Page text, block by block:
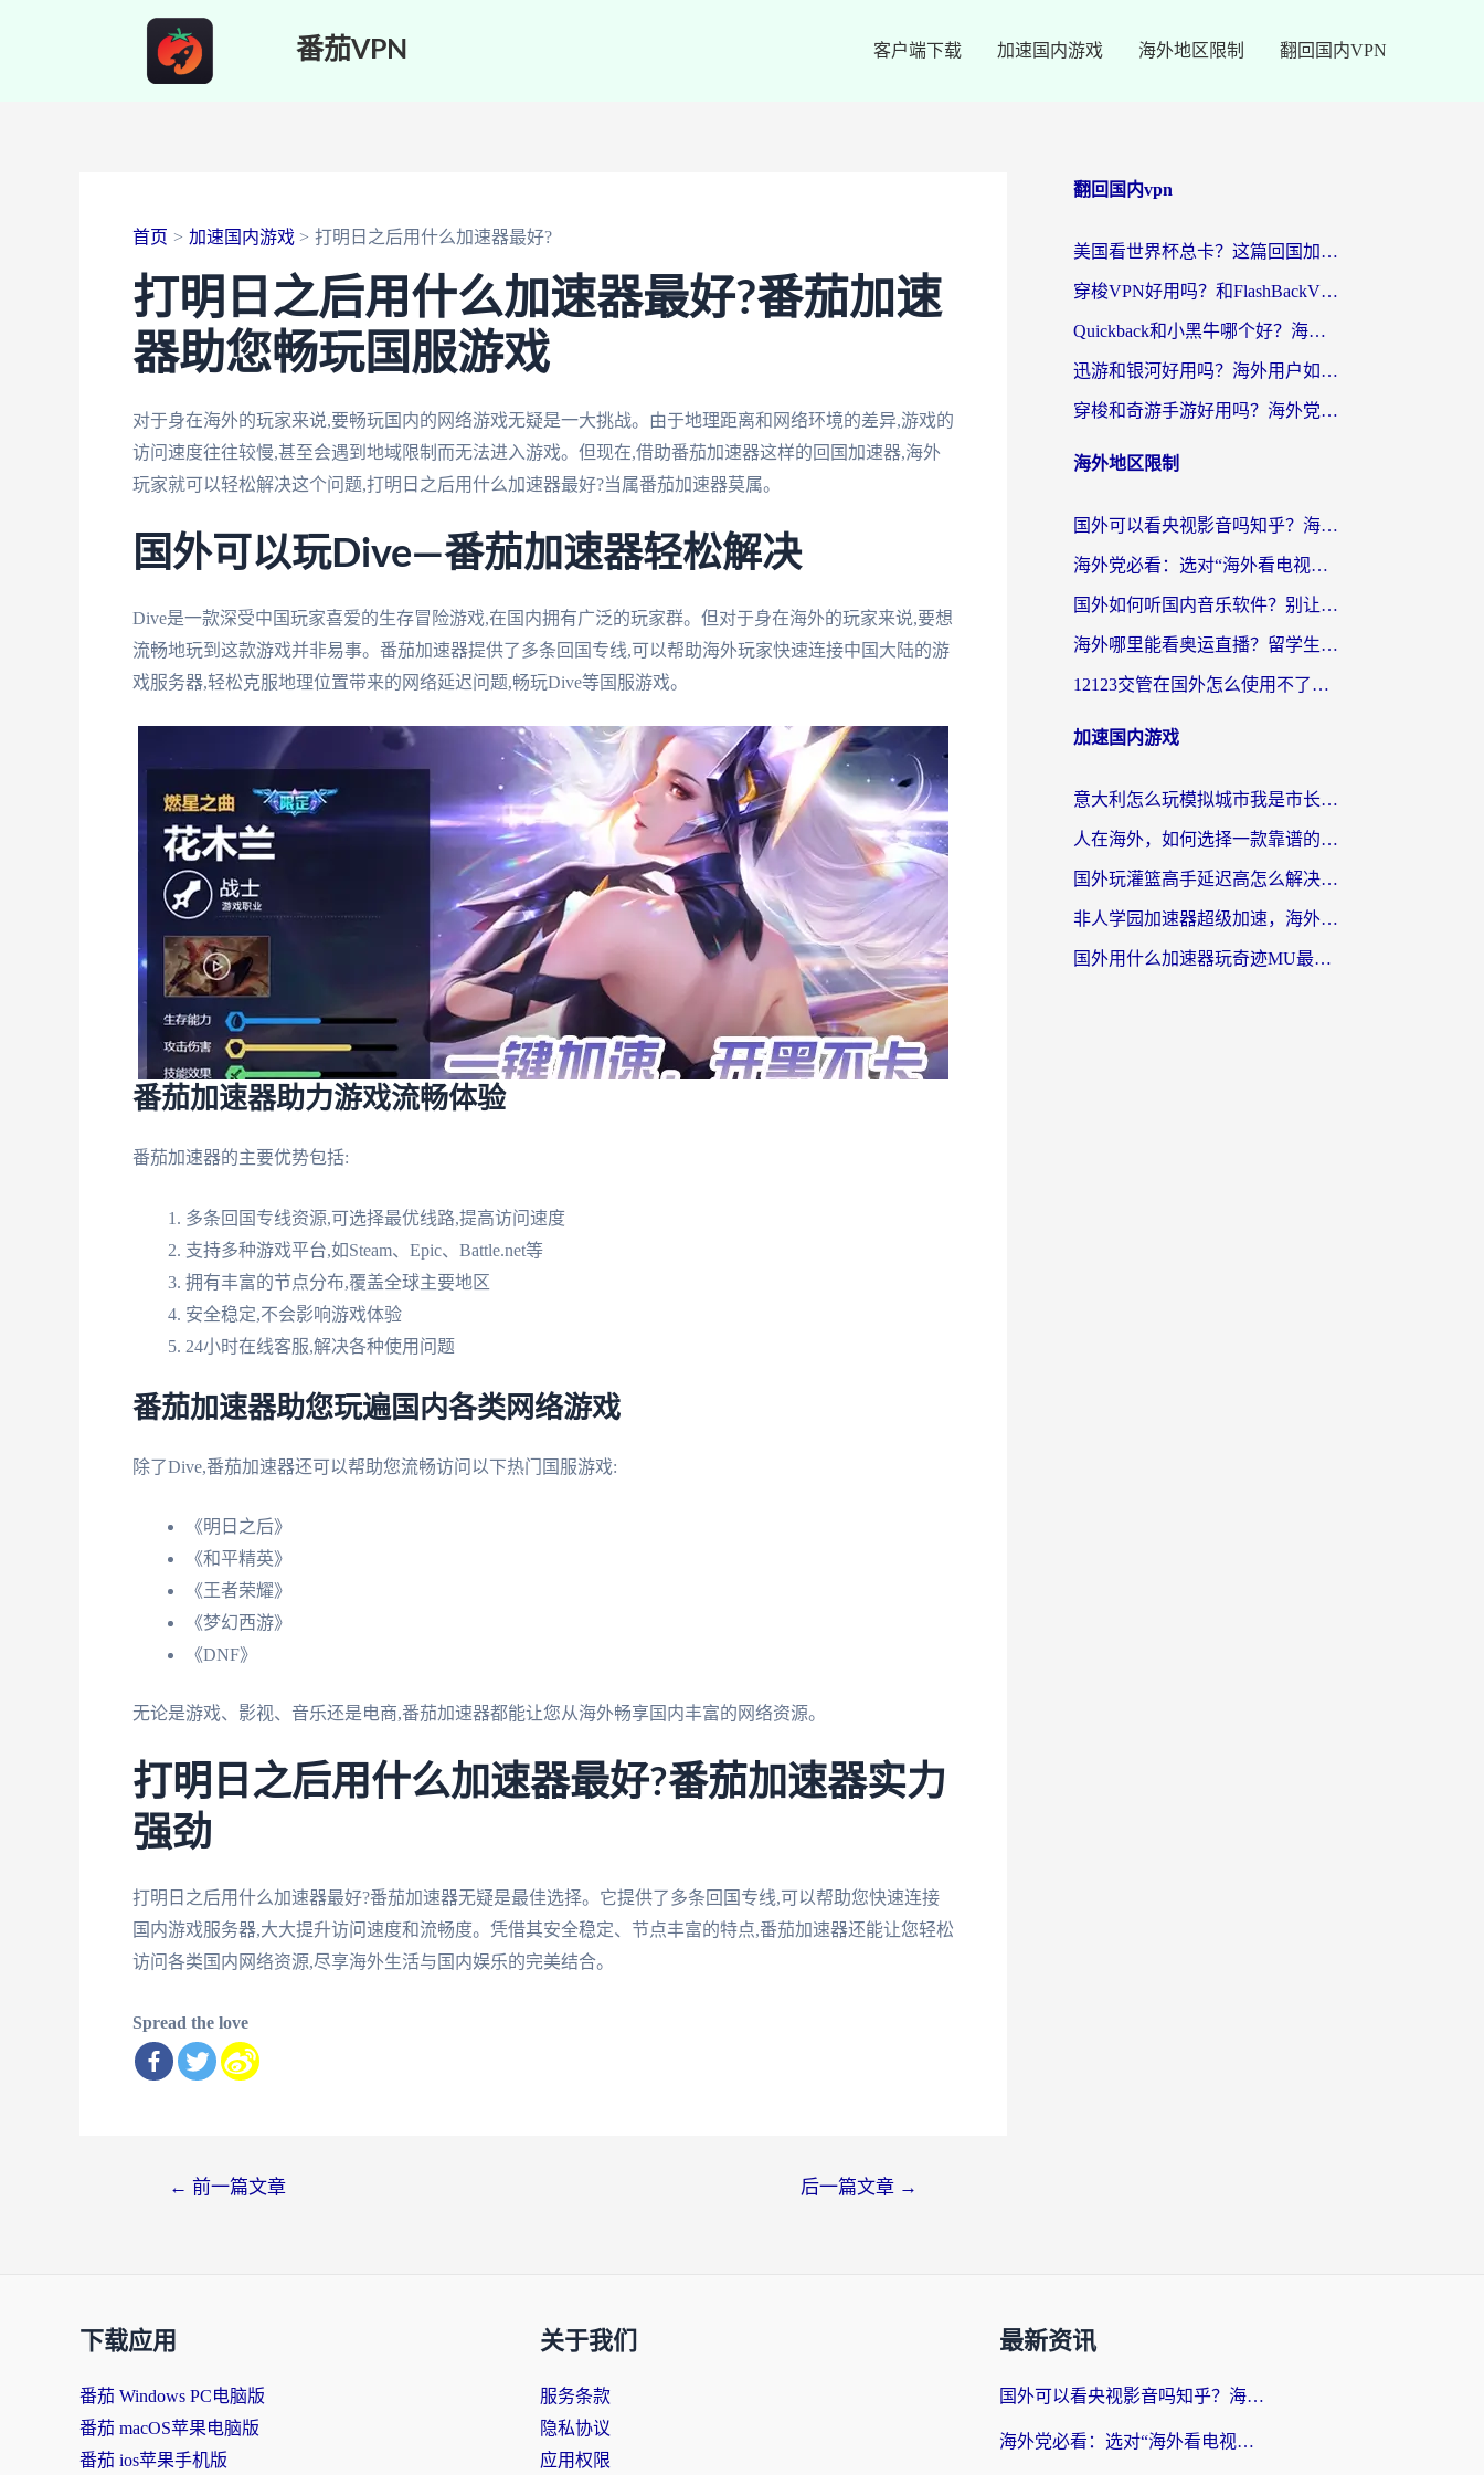
番茄VPN 客户端下载 加速国内游戏 海外地区限制 翻回国内VPN
首页 加速国内游戏 打明日之后用什么加速器最好?
打明日之后用什么加速器最好?番茄加速
器助您畅玩国服游戏
对于身在海外的玩家来说,要畅玩国内的网络游戏无疑是一大挑战。由于地理距离和网络环境的差异,游戏的
访问速度往往较慢,甚至会遇到地域限制而无法进入游戏。但现在,借助番茄加速器这样的回国加速器,海外
玩家就可以轻松解决这个问题,打明日之后用什么加速器最好?当属番茄加速器莫属。
国外可以玩Dive—番茄加速器轻松解决
Dive是一款深受中国玩家喜爱的生存冒险游戏,在国内拥有广泛的玩家群。但对于身在海外的玩家来说,要想
流畅地玩到这款游戏并非易事。番茄加速器提供了多条回国专线,可以帮助海外玩家快速连接中国大陆的游
戏服务器,轻松克服地理位置带来的网络延迟问题,畅玩Dive等国服游戏。
番茄加速器助力游戏流畅体验
番茄加速器的主要优势包括:
多条回国专线资源,可选择最优线路,提高访问速度
支持多种游戏平台,如Steam、Epic、Battle.net等
拥有丰富的节点分布,覆盖全球主要地区
安全稳定,不会影响游戏体验
24小时在线客服,解决各种使用问题
番茄加速器助您玩遍国内各类网络游戏
除了Dive,番茄加速器还可以帮助您流畅访问以下热门国服游戏:
《明日之后》
《和平精英》
《王者荣耀》
《梦幻西游》
《DNF》
无论是游戏、影视、音乐还是电商,番茄加速器都能让您从海外畅享国内丰富的网络资源。
打明日之后用什么加速器最好?番茄加速器实力
强劲
打明日之后用什么加速器最好?番茄加速器无疑是最佳选择。它提供了多条回国专线,可以帮助您快速连接
国内游戏服务器,大大提升访问速度和流畅度。凭借其安全稳定、节点丰富的特点,番茄加速器还能让您轻松
访问各类国内网络资源,尽享海外生活与国内娱乐的完美结合。
Spread the love
← 前一篇文章 后一篇文章 →
翻回国内vpn
美国看世界杯总卡？这篇回国加速器指南帮你无缝刷国内资源（附苹果手机VPN设置步骤）
穿梭VPN好用吗？和FlashBackVPN对比哪个回国效果更好？
Quickback和小黑牛哪个好？海外党亲测指南，选对回国加速器秒回国内
迅游和银河好用吗？海外用户如何选择回国加速器实现无缝访问国内资源
穿梭和奇游手游好用吗？海外党亲测3款回国加速器，附蜜蜂加速器七天试用攻略
海外地区限制
国外可以看央视影音吗知乎？海外党亲测有效的回国加速方案
海外党必看：选对“海外看电视剧软件”，再也不用愁国内剧刷不了
国外如何听国内音乐软件？别让地域限制，断了你的中文歌单
海外哪里能看奥运直播？留学生&海外华人必看的体育赛事观赛终极指南
12123交管在国外怎么使用不了？海外华人必看的无缝访问国内资源指南
加速国内游戏
意大利怎么玩模拟城市我是市长？海外党国服游戏加速终极攻略（附三国3量子特攻解决办法）
人在海外，如何选择一款靠谱的玩剑灵2加速器？
国外玩灌篮高手延迟高怎么解决？海外玩家国服游戏加速终极指南
非人学园加速器超级加速，海外玩家重返国服的通行证
国外用什么加速器玩奇迹MU最好？2026海外玩家国服游戏加速全攻略
下载应用
番茄 Windows PC电脑版
番茄 macOS苹果电脑版
番茄 ios苹果手机版
关于我们
服务条款
隐私协议
应用权限
最新资讯
国外可以看央视影音吗知乎？海外党亲测有效的回国加速方案
海外党必看：选对“海外看电视剧软件”，再也不用愁国内剧刷不了